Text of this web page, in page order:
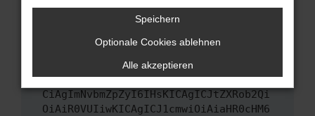
versuchen, das Problem zu beheben. Du kannst
Fehlersuche zu unterstützen:
ewogICJuYW1lIjogIk5ldHdvcmtFcnJvciIs
CiAgImNvbmZpZyI6IHsKICAgICJtZXRob2Qi
OiAiR0VUIiwKICAgICJ1cmwiOiAiaHR0cHM6
Speichern
Optionale Cookies ablehnen
Alle akzeptieren